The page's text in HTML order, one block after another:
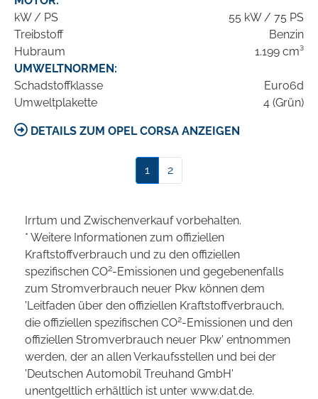
kW / PS
55 kW / 75 PS
Treibstoff
Benzin
Hubraum
1.199 cm³
UMWELTNORMEN:
Schadstoffklasse
Euro6d
Umweltplakette
4 (Grün)
DETAILS ZUM OPEL CORSA ANZEIGEN
1 2
Irrtum und Zwischenverkauf vorbehalten.
* Weitere Informationen zum offiziellen
Kraftstoffverbrauch und zu den offiziellen
spezifischen CO2-Emissionen und gegebenenfalls
zum Stromverbrauch neuer Pkw können dem
'Leitfaden über den offiziellen Kraftstoffverbrauch,
die offiziellen spezifischen CO2-Emissionen und den
offiziellen Stromverbrauch neuer Pkw' entnommen
werden, der an allen Verkaufsstellen und bei der
'Deutschen Automobil Treuhand GmbH'
unentgeltlich erhältlich ist unter www.dat.de.